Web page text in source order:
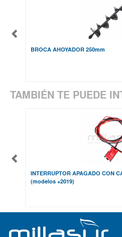
BROCA AHOYADOR 250mm
TAMBIÉN TE PUEDE
INTERRUPTOR APAGADO CON
(modelos +2019)